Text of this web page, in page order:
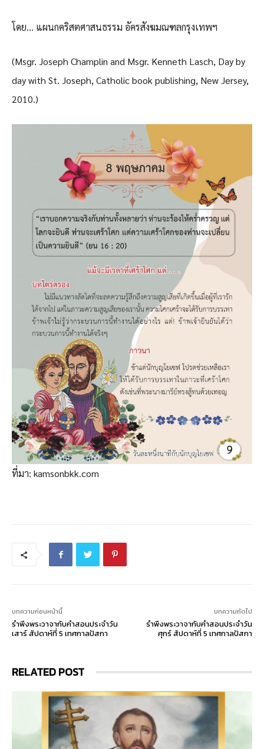
โดย… แผนกคริสตศาสนธรรม อัครสังฆมณฑลกรุงเทพฯ
(Msgr. Joseph Champlin and Msgr. Kenneth Lasch, Day by
day with St. Joseph, Catholic book publishing, New Jersey,
2010.)
ที่มา: kamsonbkk.com
บทความก่อนหน้านี้
รำพึงพระวาจากับคำสอนประจำวัน
เสาร์ สัปดาห์ที่ 5 เทศกาลปัสกา
บทความถัดไป
รำพึงพระวาจากับคำสอนประจำวัน
ศุกร์ สัปดาห์ที่ 5 เทศกาลปัสกา
RELATED POST